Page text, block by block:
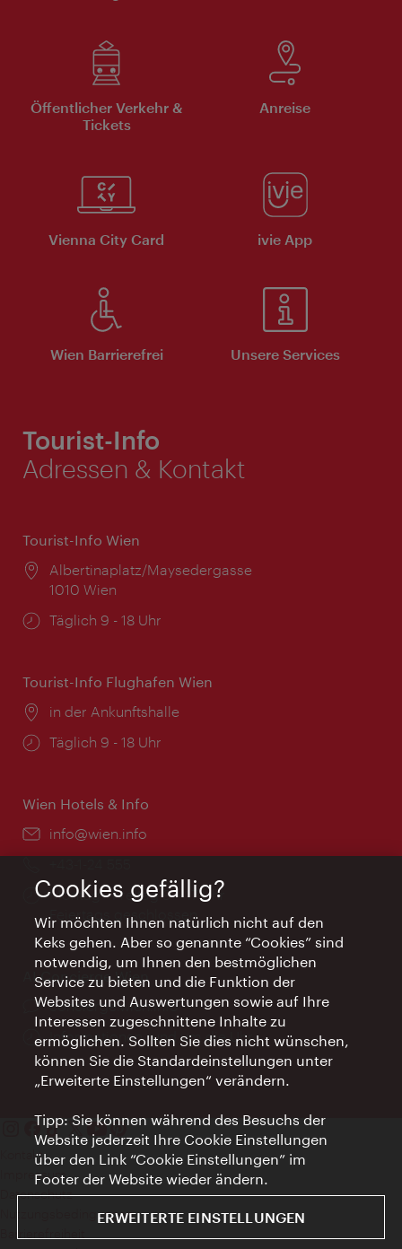
Öffentlicher Verkehr &
Tickets
Anreise
Vienna City Card ivie App
Wien Barrierefrei Unsere Services
Tourist-Info
Adressen & Kontakt
Tourist-Info Wien
Ort:
Albertinaplatz/Maysedergasse
1010 Wien
Öffnungszeiten:
Täglich 9 - 18 Uhr
Tourist-Info Flughafen Wien
Ort:
in der Ankunftshalle
Öffnungszeiten:
Täglich 9 - 18 Uhr
Wien Hotels & Info
Email:
info@wien.info
Öffnungszeiten:
Montag - Freitag 9 – 17 Uhr
Feiertags geschlossen
AI Concierge Wien
Ort:
concierge.wien.info
Öffnungszeiten:
Informationen rund um die Uhr
Kontakt
Impressum
Datenschutz
Nutzungsbedingungen
Cookies gefällig?
Wir möchten Ihnen natürlich nicht auf den
Keks gehen. Aber so genannte “Cookies” sind
notwendig, um Ihnen den bestmöglichen
Service zu bieten und die Funktion der
Websites und Auswertungen sowie auf Ihre
Interessen zugeschnittene Inhalte zu
ermöglichen. Sollten Sie dies nicht wünschen,
können Sie die Standardeinstellungen unter
„Erweiterte Einstellungen“ verändern.
Tipp: Sie können während des Besuchs der
Website jederzeit Ihre Cookie Einstellungen
über den Link “Cookie Einstellungen” im
Footer der Website wieder ändern.
ERWEITERTE EINSTELLUNGEN